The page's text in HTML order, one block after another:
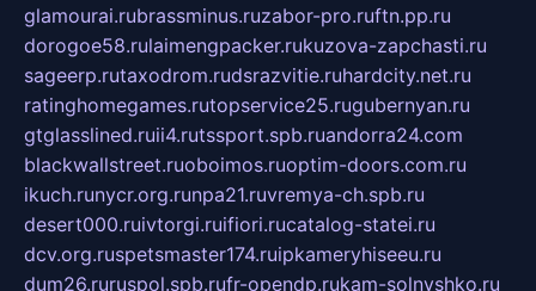
glamourai.rubrassminus.ruzabor-pro.ruftn.pp.ru
dorogoe58.rulaimengpacker.rukuzova-zapchasti.ru
sageerp.rutaxodrom.rudsrazvitie.ruhardcity.net.ru
ratinghomegames.rutopservice25.rugubernyan.ru
gtglasslined.ruii4.rutssport.spb.ruandorra24.com
blackwallstreet.ruoboimos.ruoptim-doors.com.ru
ikuch.runycr.org.runpa21.ruvremya-ch.spb.ru
desert000.ruivtorgi.ruifiori.rucatalog-statei.ru
dcv.org.ruspetsmaster174.ruipkameryhiseeu.ru
dum26.ruruspol.spb.rufr-opendp.rukam-solnyshko.ru